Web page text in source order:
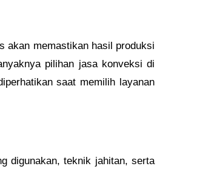
akan memastikan hasil produksi
pilihan jasa konveksi di
saat memilih layanan
digunakan, teknik jahitan, serta